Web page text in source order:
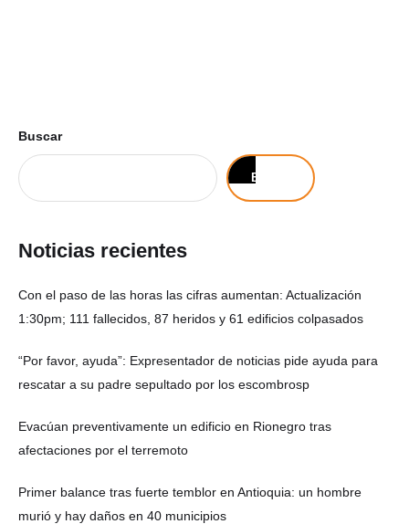
Buscar
Buscar
Noticias recientes
Con el paso de las horas las cifras aumentan: Actualización
1:30pm; 111 fallecidos, 87 heridos y 61 edificios colpasados
“Por favor, ayuda”: Expresentador de noticias pide ayuda para
rescatar a su padre sepultado por los escombrosp
Evacúan preventivamente un edificio en Rionegro tras
afectaciones por el terremoto
Primer balance tras fuerte temblor en Antioquia: un hombre
murió y hay daños en 40 municipios